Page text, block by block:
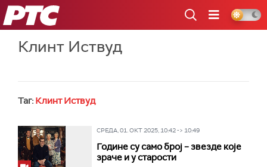
РТС
Клинт Иствуд
Таг: Клинт Иствуд
СРЕДА, 01. ОКТ 2025, 10:42 -> 10:49
Године су само број – звезде које
зраче и у старости